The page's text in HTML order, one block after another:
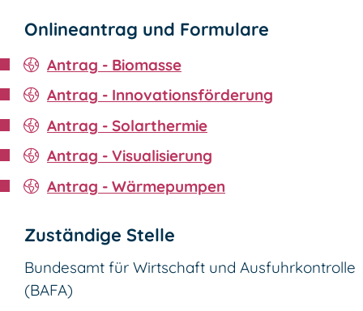
Onlineantrag und Formulare
Antrag - Biomasse
Antrag - Innovationsförderung
Antrag - Solarthermie
Antrag - Visualisierung
Antrag - Wärmepumpen
Zuständige Stelle
Bundesamt für Wirtschaft und Ausfuhrkontrolle
(BAFA)